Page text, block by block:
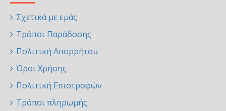
Σχετικά με εμάς
Τρόποι Παράδοσης
Πολιτική Απορρήτου
Όροι Χρήσης
Πολιτική Επιστροφών
Τρόποι πληρωμής